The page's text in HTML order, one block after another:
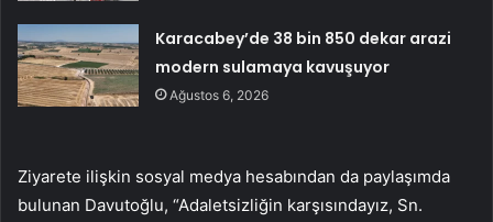
Karacabey’de 38 bin 850 dekar arazi
modern sulamaya kavuşuyor
Ağustos 6, 2026
Ziyarete ilişkin sosyal medya hesabından da paylaşımda
bulunan Davutoğlu, “Adaletsizliğin karşısındayız, Sn.